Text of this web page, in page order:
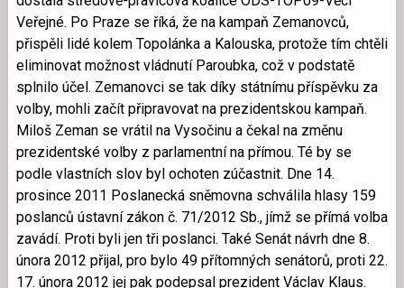
Veřejné. Po Praze se říká, že na kampaň Zemanovců,
přispěli lidé kolem Topolánka a Kalouska, protože tím chtěli
eliminovat možnost vládnutí Paroubka, což v podstatě
splnilo účel. Zemanovci se tak díky státnímu příspěvku za
volby, mohli začít připravovat na prezidentskou kampaň.
Miloš Zeman se vrátil na Vysočinu a čekal na změnu
prezidentské volby z parlamentní na přímou. Té by se
podle vlastních slov byl ochoten zúčastnit. Dne 14.
prosince 2011 Poslanecká sněmovna schválila hlasy 159
poslanců ústavní zákon č. 71/2012 Sb., jímž se přímá volba
zavádí. Proti byli jen tři poslanci. Také Senát návrh dne 8.
února 2012 přijal, pro bylo 49 přítomných senátorů, proti 22.
17. února 2012 jej pak podepsal prezident Václav Klaus.